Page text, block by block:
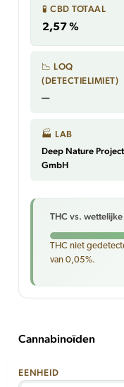
🧪 CBD TOTAAL
2,57 %
📉 LOQ
(DETECTIELIMIET)
—
🏭 LAB
Deep Nature Project
GmbH
THC vs.
THC niet
van 0,05%.
Cannabinoïden
EENHEID